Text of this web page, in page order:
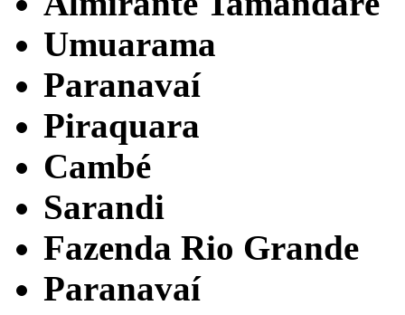
Umuarama
Paranavaí
Piraquara
Cambé
Sarandi
Fazenda Rio Grande
Paranavaí